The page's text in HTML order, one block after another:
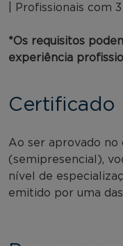
| Profissionais com
*Os requisitos
experiência
Certificado
Ao ser aprovado no
(semipresencial),
nível de
emitido por uma das